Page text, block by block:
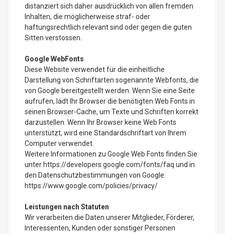
distanziert sich daher ausdrücklich von allen fremden
Inhalten, die möglicherweise straf- oder
haftungsrechtlich relevant sind oder gegen die guten
Sitten verstossen.
Google WebFonts
Diese Website verwendet für die einheitliche
Darstellung von Schriftarten sogenannte Webfonts, die
von Google bereitgestellt werden. Wenn Sie eine Seite
aufrufen, lädt Ihr Browser die benötigten Web Fonts in
seinen Browser-Cache, um Texte und Schriften korrekt
darzustellen. Wenn Ihr Browser keine Web Fonts
unterstützt, wird eine Standardschriftart von Ihrem
Computer verwendet.
Weitere Informationen zu Google Web Fonts finden Sie
unter https://developers.google.com/fonts/faq und in
den Datenschutzbestimmungen von Google:
https://www.google.com/policies/privacy/
Leistungen nach Statuten
Wir verarbeiten die Daten unserer Mitglieder, Förderer,
Interessenten, Kunden oder sonstiger Personen